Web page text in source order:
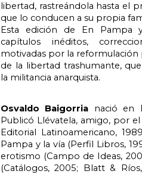
libertad, rastreándola hasta el
que lo conducen a su propia
Esta edición de En Pampa
capítulos inéditos,
motivadas por la
de la libertad trashumante,
la militancia anarquista.
Osvaldo Baigorria nació en
Publicó Llévatela, amigo, por
Editorial Latinoamericano,
Pampa y la vía (Perfil Libros,
erotismo (Campo de Ideas,
(Catálogos, 2005; Blatt &